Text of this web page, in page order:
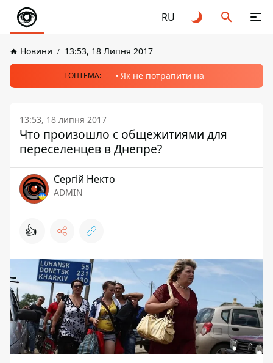
RU
Новини 13:53, 18 Липня 2017
ТОПТЕМА: Як не потрапити на
13:53, 18 липня 2017
Что произошло с общежитиями для
переселенцев в Днепре?
Сергій Некто
ADMIN
👍